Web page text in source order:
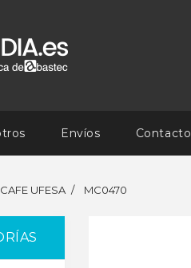
Envíos Contacto
UFESA MC0470